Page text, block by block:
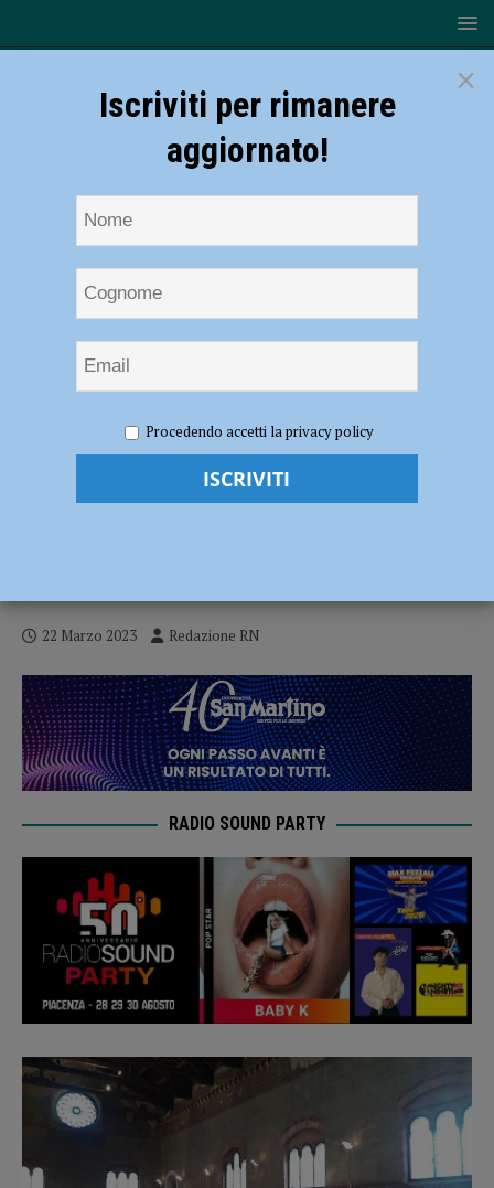
presidente di Mind4Children, Palazzo Gotico gremito per il convegno
“Apprendere con gioia”
Daniela Lucangeli, presidente di
22 Marzo 2023 Redazione RN
RADIO SOUND PARTY
×
Iscriviti per rimanere
aggiornato!
Procedendo accetti la privacy policy